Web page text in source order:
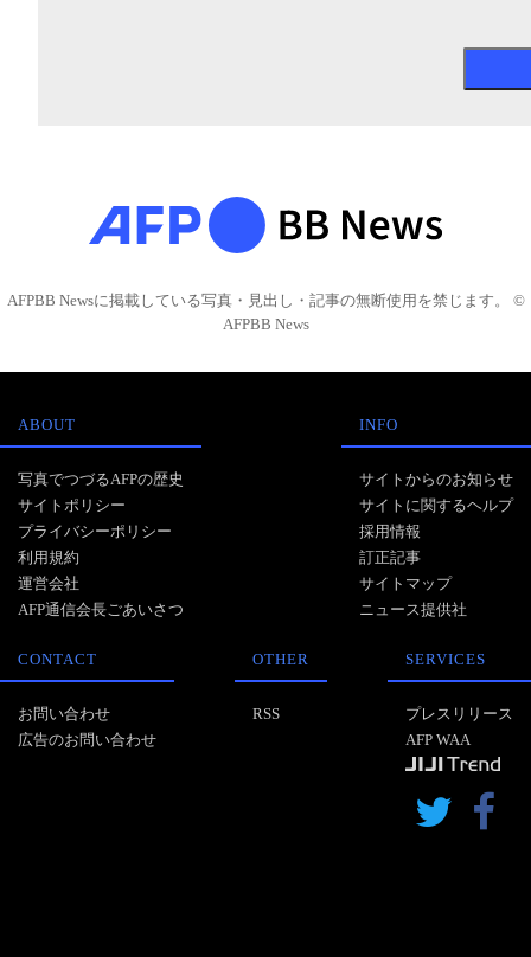
AFPBB Newsに掲載している写真・見出し・記事の無断使用を禁じます。 ©
AFPBB News
ABOUT
写真でつづるAFPの歴史
サイトポリシー
プライバシーポリシー
利用規約
運営会社
AFP通信会長ごあいさつ
INFO
サイトからのお知らせ
サイトに関するヘルプ
採用情報
訂正記事
サイトマップ
ニュース提供社
CONTACT
お問い合わせ
広告のお問い合わせ
OTHER
RSS
SERVICES
プレスリリース
AFP WAA